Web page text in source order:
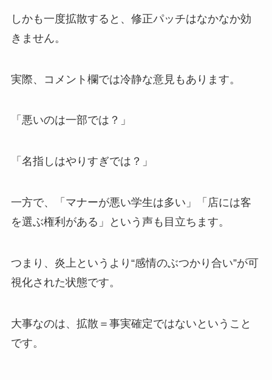
しかも一度拡散すると、修正パッチはなかなか効
きません。
実際、コメント欄では冷静な意見もあります。
「悪いのは一部では？」
「名指しはやりすぎでは？」
一方で、「マナーが悪い学生は多い」「店には客
を選ぶ権利がある」という声も目立ちます。
つまり、炎上というより“感情のぶつかり合い”が可
視化された状態です。
大事なのは、拡散＝事実確定ではないということ
です。